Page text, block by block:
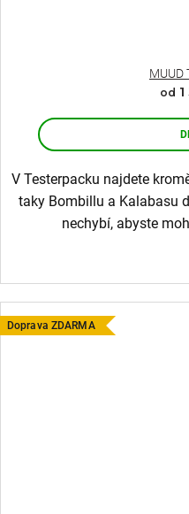
MUUD
od
V Testerpacku najdete
taky Bombillu a Kalabasu
nechybí, abyste
Doprava ZDARMA